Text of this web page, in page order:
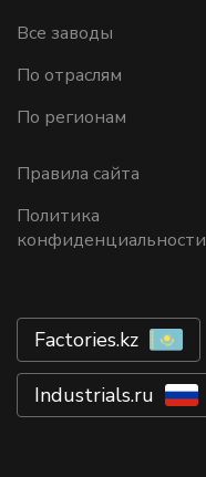
Все заводы
По отраслям
По регионам
Правила сайта
Политика
конфиденциальности
Factories.kz
Industrials.ru